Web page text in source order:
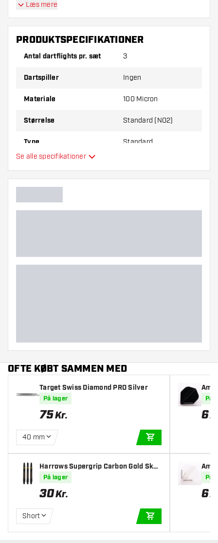
på lager. Disse kan blive beskadiget eller
knækket ved brug.
anden tykkelse på flights for at finde ud af,
Læs mere
PRODUKTSPECIFIKATIONER
Antal dartflights pr. sæt 3
Dartspiller Ingen
Materiale 100 Micron
Størrelse Standard (NO2)
Type Standard
Hovedfarve
Se alle specifikationer
OFTE KØBT SAMMEN MED
Target Swiss Diamond PRO Silver
På lager
75Kr.
40 mm
Harrows Supergrip Carbon Gold Skaf
ter
På lager
30Kr.
Short
På
6
rt
På
6